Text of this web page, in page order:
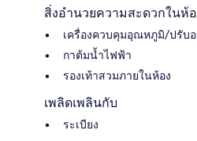
สิ่งอำนวยความสะดวกในห้
เครื่องควบคุมอุณหภูมิ/ปรับ
กาต้มน้ำไฟฟ้า
รองเท้าสวมภายในห้อง
เพลิดเพลินกับ
ระเบียง